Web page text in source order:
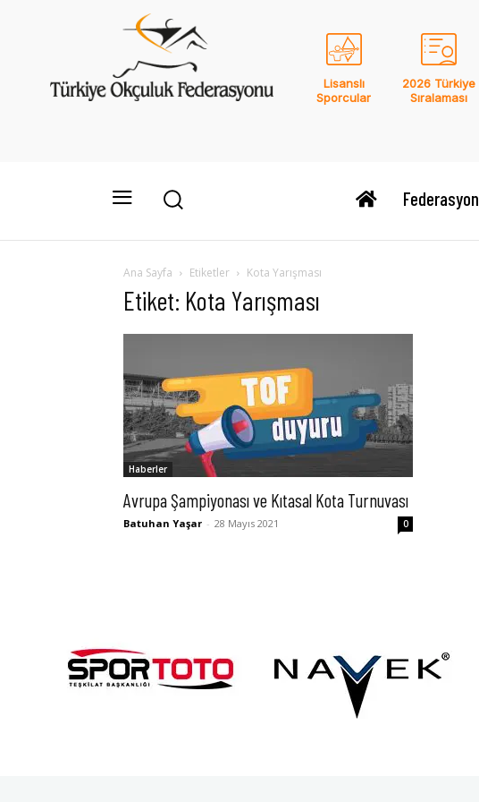
Lisanslı
Sporcular
2026 Türkiye
Sıralaması
Federasyon
Ana Sayfa Etiketler Kota Yarışması
Etiket: Kota Yarışması
Haberler
Avrupa Şampiyonası ve Kıtasal Kota Turnuvası
Batuhan Yaşar - 28 Mayıs 2021 0